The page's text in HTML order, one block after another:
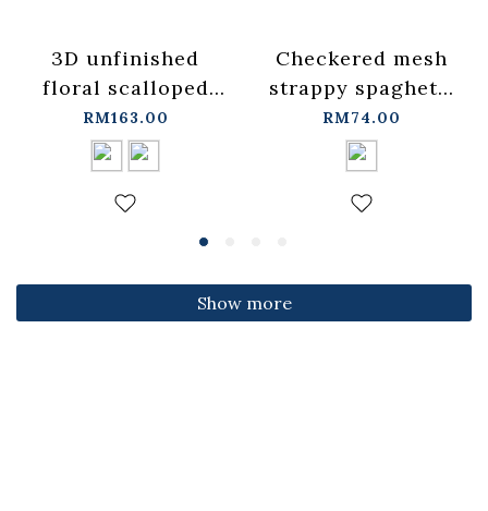
3D unfinished
floral scalloped
jeans, available in
two colors, sizes
S/M/L.
【04011891】in
stock+pre-order
RM163.00
Checkered mesh
strappy spaghetti
strap cover-up
vest -
blue【01099697】
in stock+pre-order
RM74.00
Show more